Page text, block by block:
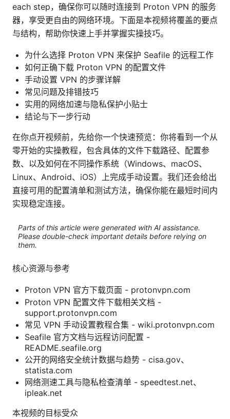
each step，确保你可以随时连接到 Proton VPN 的服务
器，享受更自由的网络环境。下面是本视频将覆盖的要点
与结构，帮助你快速上手并掌握实操技巧。
为什么选择 Proton VPN 来保护 Seafile 的远程工作
如何正确下载 Proton VPN 的配置文件
手动设置 VPN 的步骤详解
常见问题及排错技巧
实用的网络加速与隐私保护小贴士
结论与下一步行动
在你点开视频前，先给你一个快速预览：你将看到一个从
零开始的实操教程，包含具体的文件下载路径、配置参
数、以及如何在不同操作系统（Windows、macOS、
Linux、Android、iOS）上完成手动设置。我们还会给出
直接可用的配置清单和测试方法，确保你能在最短时间内
实现稳定连接。
Parts of this article were generated with AI assistance.
Please double-check important details before relying on
them.
核心资源与参考
Proton VPN 官方下载页面 - protonvpn.com
Proton VPN 配置文件下载相关文档 -
support.protonvpn.com
常见 VPN 手动设置教程合集 - wiki.protonvpn.com
Seafile 官方文档与远程访问配置 -
README.seafile.org
公开的网络安全统计数据与趋势 - cisa.gov、
statista.com
网络测速工具与隐私检查清单 - speedtest.net、
ipleak.net
本视频的目标受众